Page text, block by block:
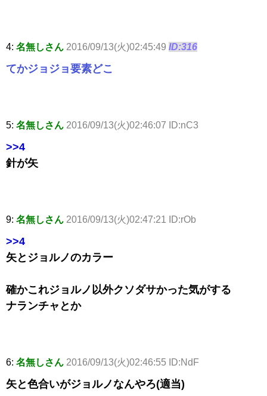
4: 名無しさん 2016/09/13(火)02:45:49 ID:316
てかジョジョ要素どこ
5: 名無しさん 2016/09/13(火)02:46:07 ID:nC3
>>4
針が矢
9: 名無しさん 2016/09/13(火)02:47:21 ID:rOb
>>4
矢とジョルノのカラー
確かこれジョルノ以外クソダサかった気がする
ナランチャとか
6: 名無しさん 2016/09/13(火)02:46:55 ID:NdF
矢と色合いがジョルノなんやろ(適当)